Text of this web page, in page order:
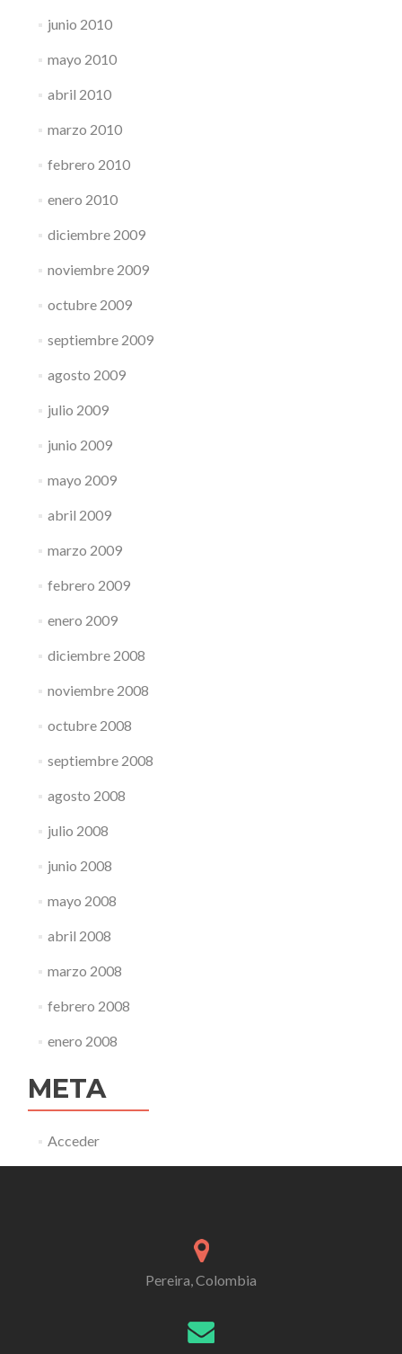
junio 2010
mayo 2010
abril 2010
marzo 2010
febrero 2010
enero 2010
diciembre 2009
noviembre 2009
octubre 2009
septiembre 2009
agosto 2009
julio 2009
junio 2009
mayo 2009
abril 2009
marzo 2009
febrero 2009
enero 2009
diciembre 2008
noviembre 2008
octubre 2008
septiembre 2008
agosto 2008
julio 2008
junio 2008
mayo 2008
abril 2008
marzo 2008
febrero 2008
enero 2008
META
Acceder
Pereira, Colombia